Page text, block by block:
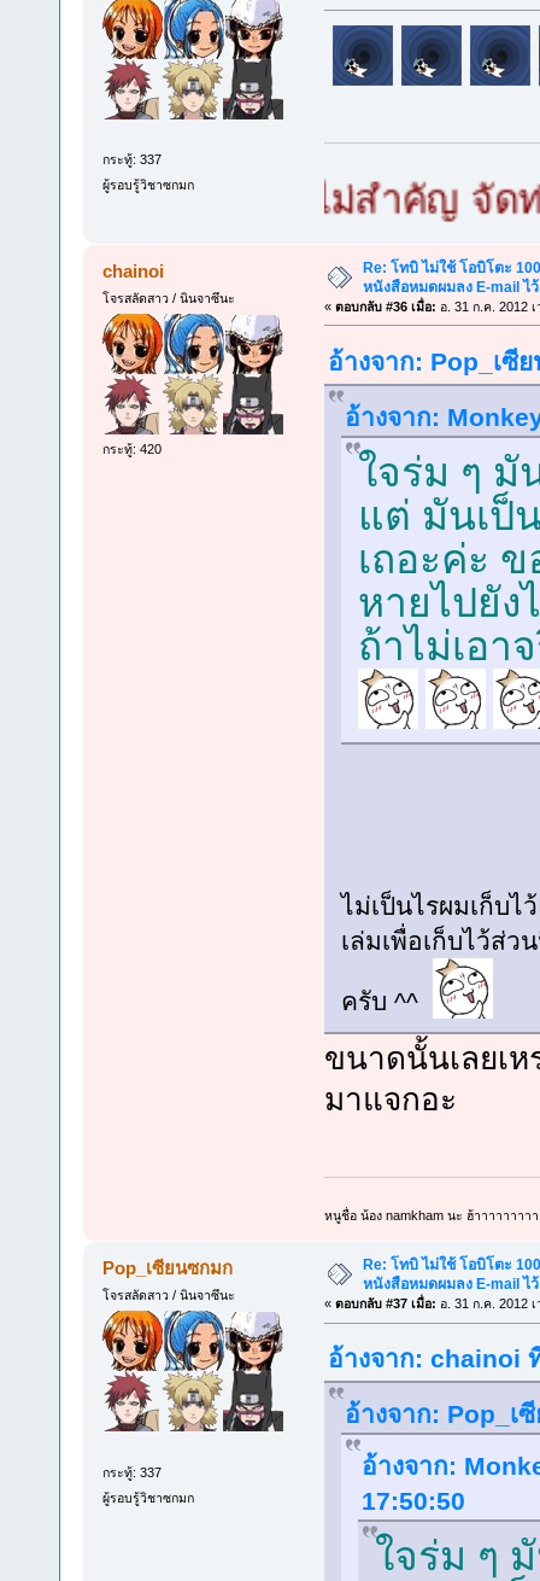
กระทู้: 337
ผู้รอบรู้วิชาซกมก
ก เล็กใหญ่ไม่สำคัญ จัดท่ายา
chainoi
โจรสลัดสาว / นินจาซึนะ
กระทู้: 420
Re: โทบิ ไม่ใช้ โอบิโตะ
หนังสือหมดผมลง E-mail
« ตอบกลับ #36 เมื่อ: อ. 31 ก.ค. 2012
อ้างจาก: Pop_เซี
อ้างจาก:
ใจร่ม ๆ มั
แต่ มันเป็
เถอะค่ะ ข
หายไปยั
ถ้าไม่เอา
ไม่เป็นไรผมเก็บไ
เล่มเพื่อเก็บไว้ส่
ครับ ^^
ขนาดนั้นเลยเห
มาแจกอะ
หนูชื่อ น้อง namkham นะ ฮ้าาาาาาาา
Pop_เซียนซกมก
โจรสลัดสาว / นินจาซึนะ
กระทู้: 337
ผู้รอบรู้วิชาซกมก
Re: โทบิ ไม่ใช้ โอบิโตะ
หนังสือหมดผมลง E-mail
« ตอบกลับ #37 เมื่อ: อ. 31 ก.ค. 2012
อ้างจาก: chainoi
อ้างจาก: Pop_เ
อ้างจาก:
17:50:50
ใจร่ม ๆ